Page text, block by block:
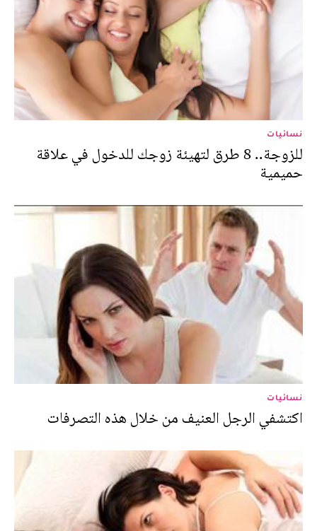
نسائيات
للزوجة.. 8 طرق لتهيئة زوجك للدخول في علاقة
حميمية
نسائيات
اكتشفي الرجل العنيف من خلال هذه التصرفات